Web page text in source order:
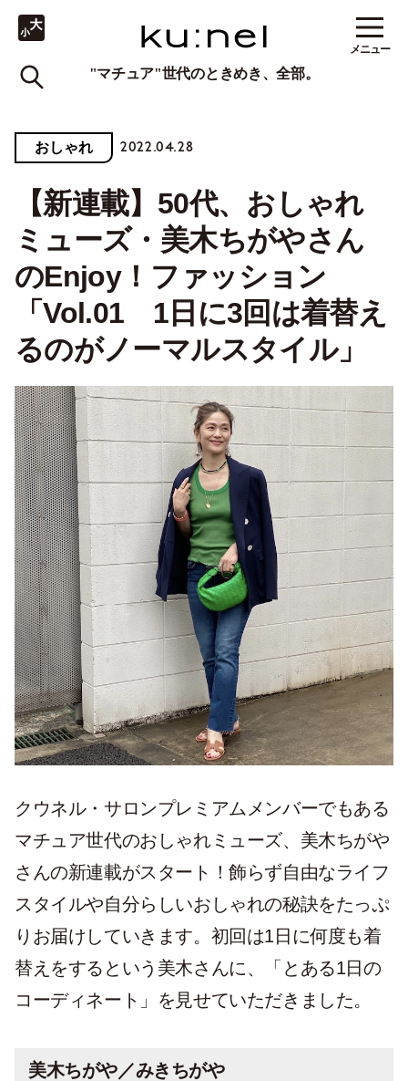
"マチュア"世代のときめき、全部。
メニュー
おしゃれ 2022.04.28
【新連載】50代、おしゃれ
ミューズ・美木ちがやさん
のEnjoy！ファッション
「Vol.01 1日に3回は着替え
るのがノーマルスタイル」
クウネル・サロンプレミアムメンバーでもある
マチュア世代のおしゃれミューズ、美木ちがや
さんの新連載がスタート！飾らず自由なライフ
スタイルや自分らしいおしゃれの秘訣をたっぷ
りお届けしていきます。初回は1日に何度も着
替えをするという美木さんに、「とある1日の
コーディネート」を見せていただきました。
美木ちがや／みきちがや